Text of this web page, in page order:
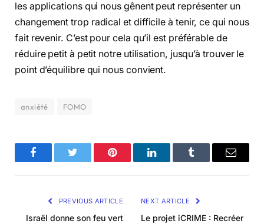
les applications qui nous gênent peut représenter un
changement trop radical et difficile à tenir, ce qui nous
fait revenir. C’est pour cela qu’il est préférable de
réduire petit à petit notre utilisation, jusqu’à trouver le
point d’équilibre qui nous convient.
anxiété FOMO
FacebookTwitter Pinterest LinkedInTumblr Email
PREVIOUS ARTICLE
Israël donne son feu vert
NEXT ARTICLE
Le projet iCRIME : Recréer